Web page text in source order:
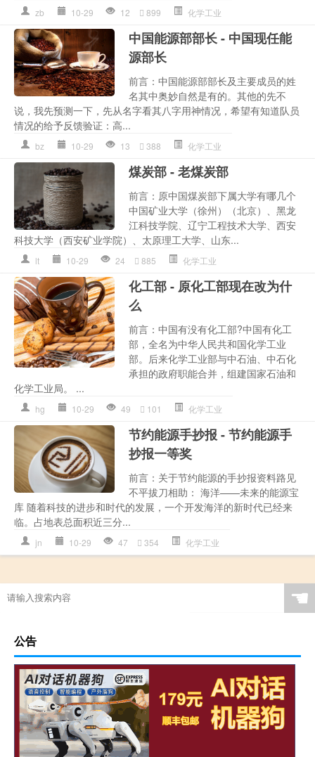
zb 10-29 12 899 化学工业
中国能源部部长 - 中国现任能
源部长
前言：中国能源部部长及主要成员的姓
名其中奥妙自然是有的。其他的先不
说，我先预测一下，先从名字看其八字用神情况，希望有知道队员
情况的给予反馈验证：高...
bz 10-29 13 388 化学工业
煤炭部 - 老煤炭部
前言：原中国煤炭部下属大学有哪几个
中国矿业大学（徐州）（北京）、黑龙
江科技学院、辽宁工程技术大学、西安
科技大学（西安矿业学院）、太原理工大学、山东...
lt 10-29 24 885 化学工业
化工部 - 原化工部现在改为什
么
前言：中国有没有化工部?中国有化工
部，全名为中华人民共和国化学工业
部。后来化学工业部与中石油、中石化
承担的政府职能合并，组建国家石油和
化学工业局。 ...
hg 10-29 49 101 化学工业
节约能源手抄报 - 节约能源手
抄报一等奖
前言：关于节约能源的手抄报资料路见
不平拔刀相助： 海洋——未来的能源宝
库 随着科技的进步和时代的发展，一个开发海洋的新时代已经来
临。占地表总面积近三分...
jn 10-29 47 354 化学工业
☚
公告